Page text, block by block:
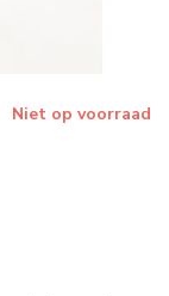
Niet op voorraad